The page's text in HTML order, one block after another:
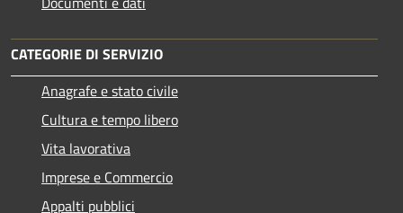
CATEGORIE DI SERVIZIO
Anagrafe e stato civile
Cultura e tempo libero
Vita lavorativa
Imprese e Commercio
Appalti pubblici